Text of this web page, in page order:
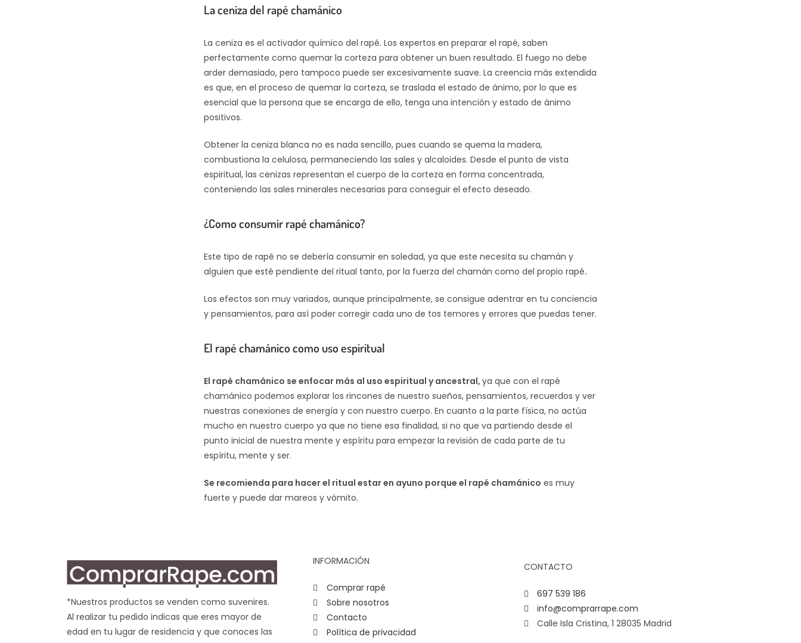
La ceniza del rapé chamánico
La ceniza es el activador químico del rapé. Los expertos en preparar el rapé, saben
perfectamente como quemar la corteza para obtener un buen resultado. El fuego no debe
arder demasiado, pero tampoco puede ser excesivamente suave. La creencia más extendida
es que, en el proceso de quemar la corteza, se traslada el estado de ánimo, por lo que es
esencial que la persona que se encarga de ello, tenga una intención y estado de ánimo
positivos.
Obtener la ceniza blanca no es nada sencillo, pues cuando se quema la madera,
combustiona la celulosa, permaneciendo las sales y alcaloides. Desde el punto de vista
espiritual, las cenizas representan el cuerpo de la corteza en forma concentrada,
conteniendo las sales minerales necesarias para conseguir el efecto deseado.
¿Como consumir rapé chamánico?
Este tipo de rapé no se debería consumir en soledad, ya que este necesita su chamán y
alguien que esté pendiente del ritual tanto, por la fuerza del chamán como del propio rapé.
Los efectos son muy variados, aunque principalmente, se consigue adentrar en tu conciencia
y pensamientos, para así poder corregir cada uno de tos temores y errores que puedas tener.
El rapé chamánico como uso espiritual
El rapé chamánico se enfocar más al uso espiritual y ancestral, ya que con el rapé
chamánico podemos explorar los rincones de nuestro sueños, pensamientos, recuerdos y ver
nuestras conexiones de energía y con nuestro cuerpo. En cuanto a la parte física, no actúa
mucho en nuestro cuerpo ya que no tiene esa finalidad, si no que va partiendo desde el
punto inicial de nuestra mente y espíritu para empezar la revisión de cada parte de tu
espíritu, mente y ser.
Se recomienda para hacer el ritual estar en ayuno porque el rapé chamánico es muy
fuerte y puede dar mareos y vómito.
*Nuestros productos se venden como suvenires.
Al realizar tu pedido indicas que eres mayor de
edad en tu lugar de residencia y que conoces las
INFORMACIÓN
Comprar rapé
Sobre nosotros
Contacto
Política de privacidad
CONTACTO
697 539 186
info@comprarrape.com
Calle Isla Cristina, 1 28035 Madrid